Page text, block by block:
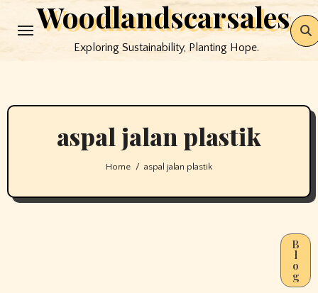
to
Woodlandscarsales
Exploring Sustainability, Planting Hope.
aspal jalan plastik
Home aspal jalan plastik
B
l
o
g